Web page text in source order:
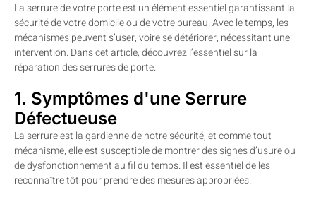
La serrure de votre porte est un élément essentiel garantissant la
sécurité de votre domicile ou de votre bureau. Avec le temps, les
mécanismes peuvent s’user, voire se détériorer, nécessitant une
intervention. Dans cet article, découvrez l’essentiel sur la
réparation des serrures de porte.
1. Symptômes d'une Serrure
Défectueuse
La serrure est la gardienne de notre sécurité, et comme tout
mécanisme, elle est susceptible de montrer des signes d’usure ou
de dysfonctionnement au fil du temps. Il est essentiel de les
reconnaître tôt pour prendre des mesures appropriées.